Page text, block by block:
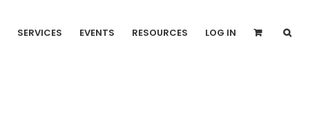
SERVICES EVENTS RESOURCES LOG IN